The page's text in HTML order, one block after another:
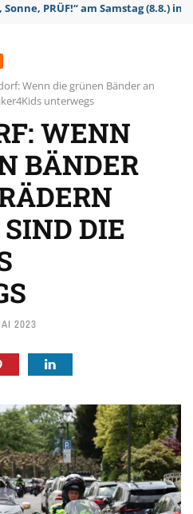
Am 6. September ist wieder zakk
Wenn die grünen Bänder an
unterwegs
WENN
BÄNDER
DIE
2023